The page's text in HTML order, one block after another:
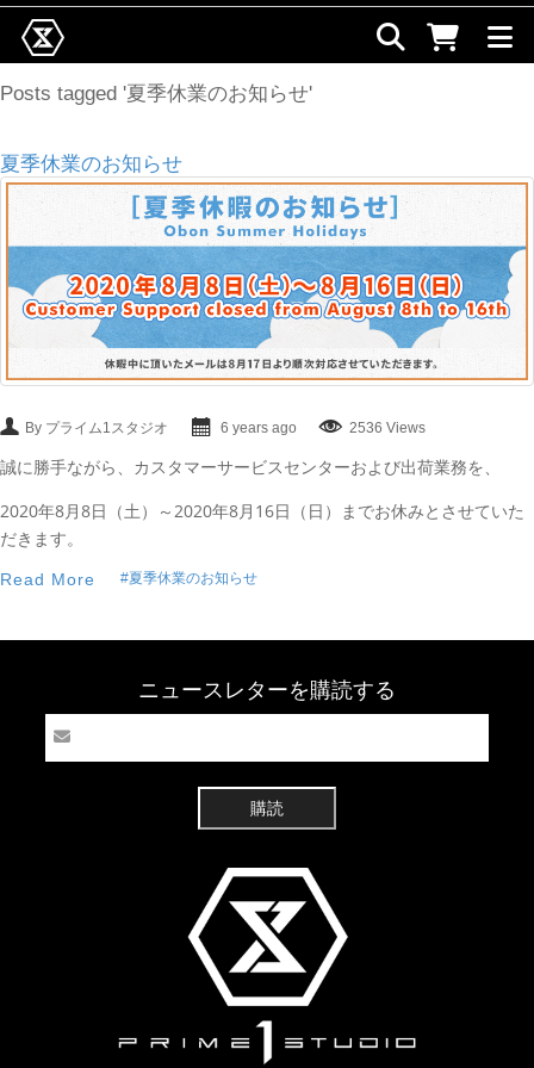
Posts tagged '夏季休業のお知らせ'
夏季休業のお知らせ
By プライム1スタジオ 6 years ago 2536 Views
誠に勝手ながら、カスタマーサービスセンターおよび出荷業務を、
2020年8月8日（土）～2020年8月16日（日）までお休みとさせていた
だきます。
Read More #夏季休業のお知らせ
ニュースレターを購読する
購読